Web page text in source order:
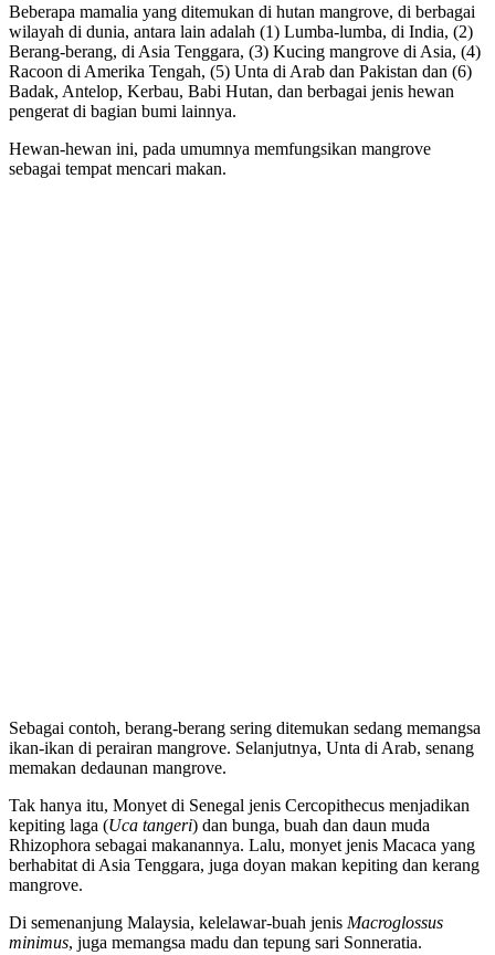
Beberapa mamalia yang ditemukan di hutan mangrove, di berbagai
wilayah di dunia, antara lain adalah (1) Lumba-lumba, di India, (2)
Berang-berang, di Asia Tenggara, (3) Kucing mangrove di Asia, (4)
Racoon di Amerika Tengah, (5) Unta di Arab dan Pakistan dan (6)
Badak, Antelop, Kerbau, Babi Hutan, dan berbagai jenis hewan
pengerat di bagian bumi lainnya.
Hewan-hewan ini, pada umumnya memfungsikan mangrove
sebagai tempat mencari makan.
Sebagai contoh, berang-berang sering ditemukan sedang memangsa
ikan-ikan di perairan mangrove. Selanjutnya, Unta di Arab, senang
memakan dedaunan mangrove.
Tak hanya itu, Monyet di Senegal jenis Cercopithecus menjadikan
kepiting laga (Uca tangeri) dan bunga, buah dan daun muda
Rhizophora sebagai makanannya. Lalu, monyet jenis Macaca yang
berhabitat di Asia Tenggara, juga doyan makan kepiting dan kerang
mangrove.
Di semenanjung Malaysia, kelelawar-buah jenis Macroglossus
minimus, juga memangsa madu dan tepung sari Sonneratia.